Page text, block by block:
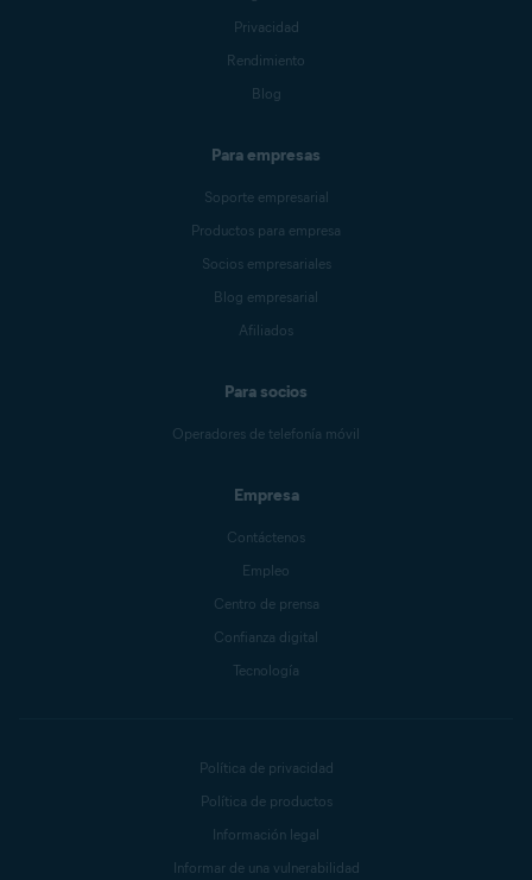
Privacidad
Rendimiento
Blog
Para empresas
Soporte empresarial
Productos para empresa
Socios empresariales
Blog empresarial
Afiliados
Para socios
Operadores de telefonía móvil
Empresa
Contáctenos
Empleo
Centro de prensa
Confianza digital
Tecnología
Política de privacidad
Política de productos
Información legal
Informar de una vulnerabilidad